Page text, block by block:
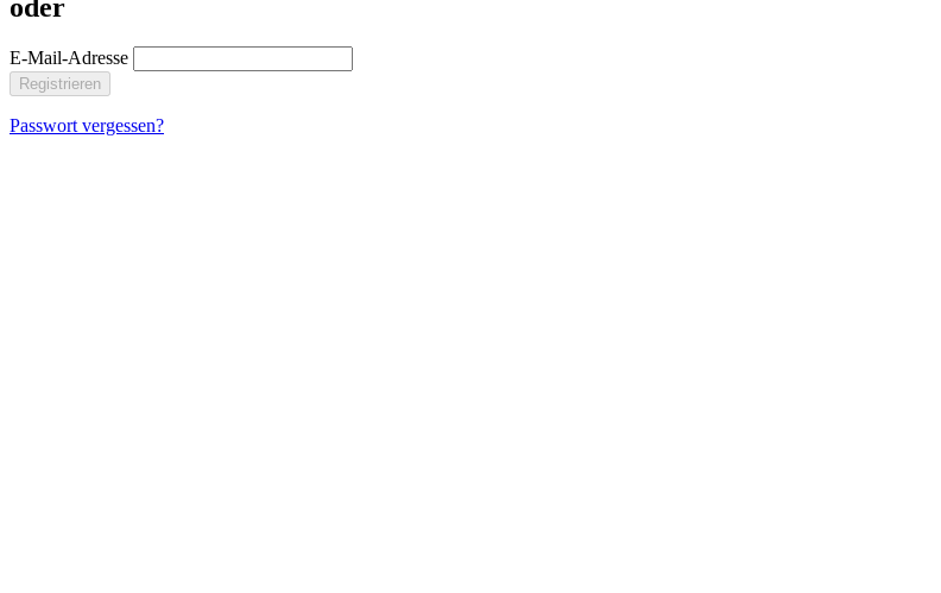
oder
E-Mail-Adresse
Registrieren
Passwort vergessen?